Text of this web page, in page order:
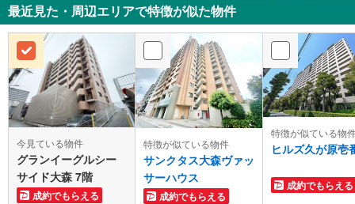
最近見た・周辺エリアで特徴が似た物件
今見ている物件
グランイーグルシー
サイド大森 7階
成約でもらえる
特徴が似ている物件
サンクタス大森ヴァッ
サーハウス
成約でもらえる
特徴が似ている物
ヒルズ久が原壱
成約でもらえる